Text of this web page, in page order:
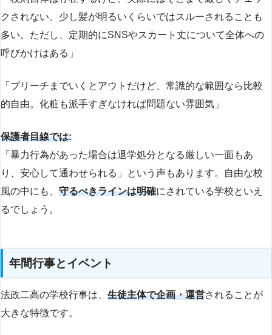
クされない。少し髪が明るいくらいではスルーされることも
多い。ただし、定期的にSNSやスカート丈について全体への
呼びかけはある」
「ブリーチまでいくとアウトだけど、常識的な範囲なら比較
的自由。化粧も派手すぎなければ問題ない雰囲気」
保護者目線では:
「暴力行為があった場合は退学処分となる厳しい一面もあ
り、安心して通わせられる」という声もあります。自由な校
風の中にも、 守るべきラインは明確にされている学校といえ
るでしょう。
年間行事とイベント
法政二高の学校行事は、 生徒主体で企画・運営されることが
大きな特徴です。